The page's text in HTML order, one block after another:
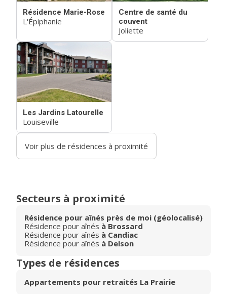
Résidence Marie-Rose
L'Épiphanie
Centre de santé du
couvent
Joliette
Les Jardins Latourelle
Louiseville
Voir plus de résidences à proximité
Secteurs à proximité
Résidence pour aînés près de moi (géolocalisé)
Résidence pour aînés à Brossard
Résidence pour aînés à Candiac
Résidence pour aînés à Delson
Types de résidences
Appartements pour retraités La Prairie